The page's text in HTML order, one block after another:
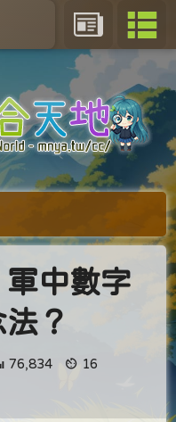
軍中數字
？
76,834 16